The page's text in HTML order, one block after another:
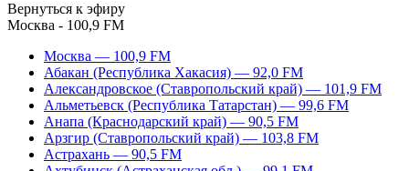
Вернуться к эфиру
Москва - 100,9 FM
Москва — 100,9 FM
Абакан (Республика Хакасия) — 92,0 FM
Александровское (Ставропольский край) — 101,9 FM
Альметьевск (Республика Татарстан) — 99,6 FM
Анапа (Краснодарский край) — 90,5 FM
Арзгир (Ставропольский край) — 103,8 FM
Астрахань — 90,5 FM